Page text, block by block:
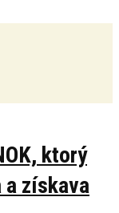
ktorý
a získava